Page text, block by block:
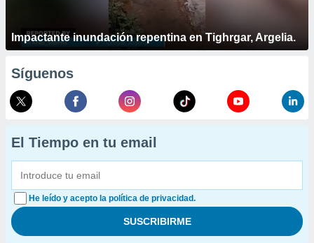
Impactante inundación repentina en Tighrgar, Argelia.
Síguenos
El Tiempo en tu email
He leído y acepto la política de privacidad.